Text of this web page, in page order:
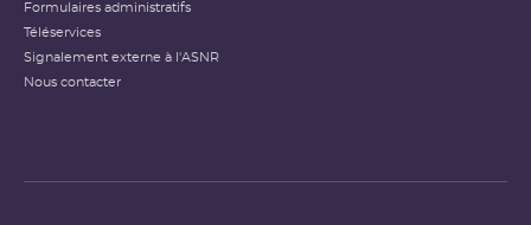
Formulaires administratifs
Téléservices
Signalement externe à l'ASNR
Nous contacter